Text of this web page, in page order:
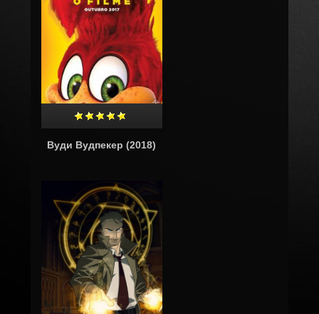
Вуди Вудпекер (2018)